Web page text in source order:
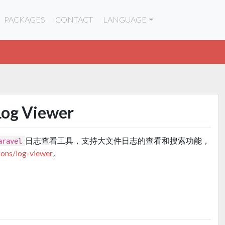
PACKAGES CONTACT LANGUAGE
Viewer
日志查看工具，支持大文件日志的查看和搜索功能，
log-viewer